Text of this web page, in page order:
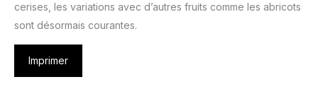
cerises, les variations avec d’autres fruits comme les abricots
sont désormais courantes.
Imprimer